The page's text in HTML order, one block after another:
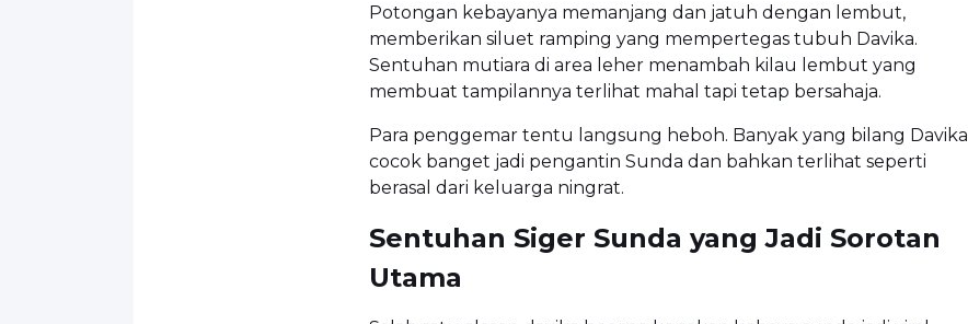
Potongan kebayanya memanjang dan jatuh dengan lembut,
memberikan siluet ramping yang mempertegas tubuh Davika.
Sentuhan mutiara di area leher menambah kilau lembut yang
membuat tampilannya terlihat mahal tapi tetap bersahaja.
Para penggemar tentu langsung heboh. Banyak yang bilang Davika
cocok banget jadi pengantin Sunda dan bahkan terlihat seperti
berasal dari keluarga ningrat.
Sentuhan Siger Sunda yang Jadi Sorotan
Utama